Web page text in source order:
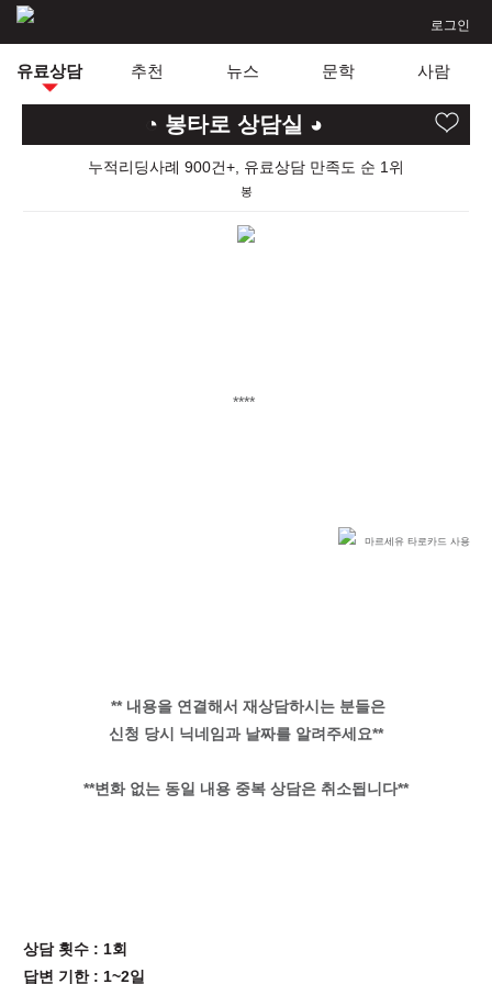
로그인
유료상담 추천 뉴스 문학 사람
◔ 봉타로 상담실 ◕
누적리딩사례 900건+, 유료상담 만족도 순 1위
봉
****
마르세유 타로카드 사용
** 내용을 연결해서 재상담하시는 분들은
신청 당시 닉네임과 날짜를 알려주세요**
**변화 없는 동일 내용 중복 상담은 취소됩니다**
상담 횟수 : 1회
답변 기한 : 1~2일